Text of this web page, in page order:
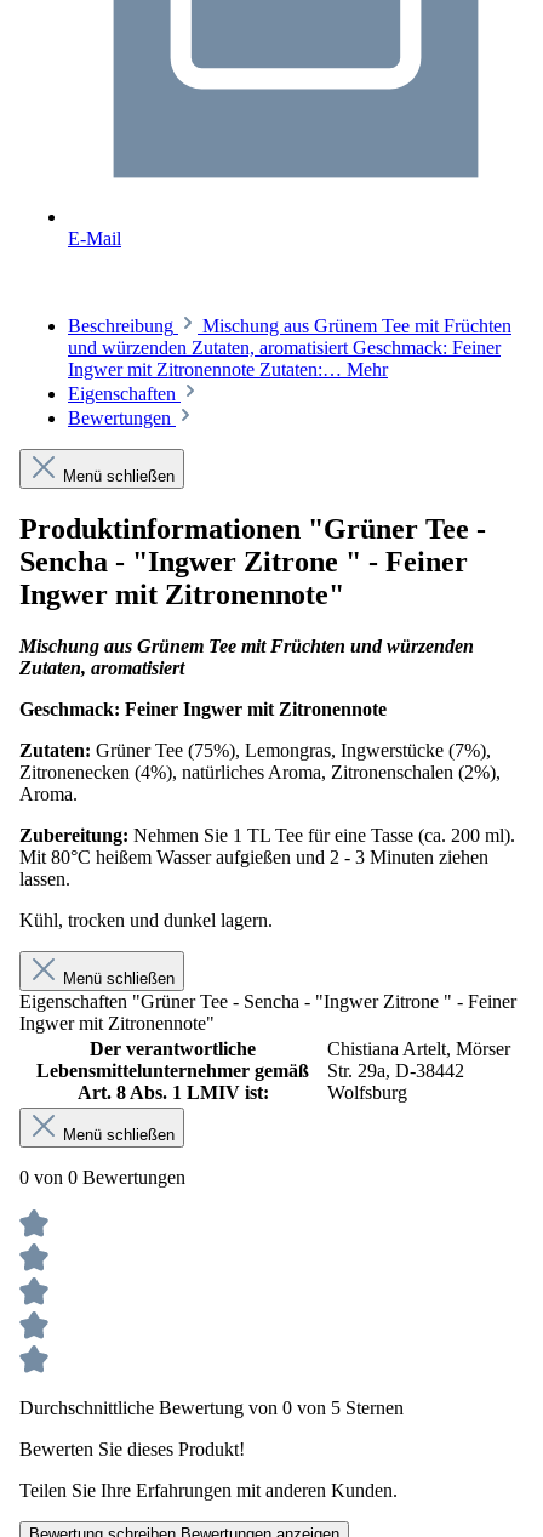
E-Mail
Beschreibung
Mischung aus Grünem Tee mit Früchten
und würzenden Zutaten, aromatisiert Geschmack: Feiner
Ingwer mit Zitronennote Zutaten:… Mehr
Eigenschaften
Bewertungen
Menü schließen
Produktinformationen "Grüner Tee -
Sencha - "Ingwer Zitrone " - Feiner
Ingwer mit Zitronennote"
Mischung aus Grünem Tee mit Früchten und würzenden
Zutaten, aromatisiert
Geschmack: Feiner Ingwer mit Zitronennote
Zutaten: Grüner Tee (75%), Lemongras, Ingwerstücke (7%),
Zitronenecken (4%), natürliches Aroma, Zitronenschalen (2%),
Aroma.
Zubereitung: Nehmen Sie 1 TL Tee für eine Tasse (ca. 200 ml).
Mit 80°C heißem Wasser aufgießen und 2 - 3 Minuten ziehen
lassen.
Kühl, trocken und dunkel lagern.
Menü schließen
Eigenschaften "Grüner Tee - Sencha - "Ingwer Zitrone " - Feiner
Ingwer mit Zitronennote"
Der verantwortliche
Lebensmittelunternehmer gemäß
Art. 8 Abs. 1 LMIV ist:
Chistiana Artelt, Mörser
Str. 29a, D-38442
Wolfsburg
Menü schließen
0 von 0 Bewertungen
Durchschnittliche Bewertung von 0 von 5 Sternen
Bewerten Sie dieses Produkt!
Teilen Sie Ihre Erfahrungen mit anderen Kunden.